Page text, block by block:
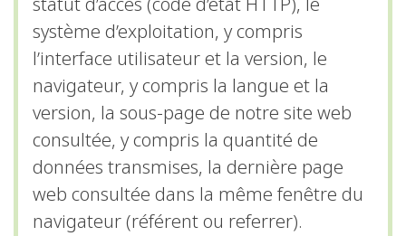
système d’exploitation, y compris
l’interface utilisateur et la version, le
navigateur, y compris la langue et la
version, la sous-page de notre site web
consultée, y compris la quantité de
données transmises, la dernière page
web consultée dans la même fenêtre du
navigateur (référent ou referrer).